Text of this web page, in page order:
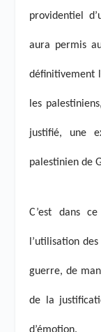
providentiel
aura permis
définitivement
les
justifié, une
palestinien de
C’est dans
l’utilisation
guerre, de
de la